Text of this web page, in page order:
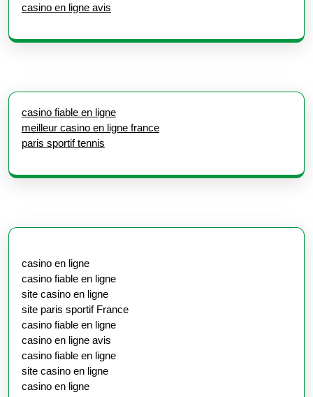
casino en ligne avis
casino fiable en ligne
meilleur casino en ligne france
paris sportif tennis
casino en ligne
casino fiable en ligne
site casino en ligne
site paris sportif France
casino fiable en ligne
casino en ligne avis
casino fiable en ligne
site casino en ligne
casino en ligne